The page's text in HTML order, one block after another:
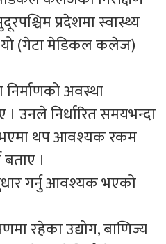
प्रदेशमा स्वास्थ्य
यो (गेटा मेडिकल कलेज)
अवस्था
उनले निर्धारित समयभन्दा
भएमा थप आवश्यक रकम
।
गर्नु आवश्यक भएको
रहेका उद्योग, बाणिज्य